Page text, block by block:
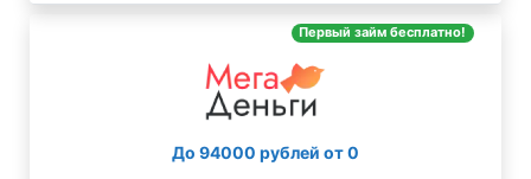
Первый займ бесплатно!
До 94000 рублей от 0